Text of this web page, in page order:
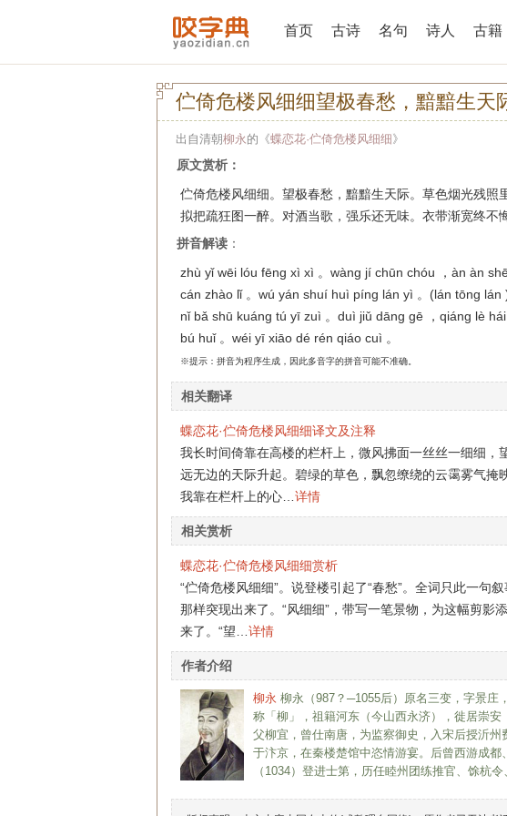
首页 古诗 名句 诗人 古籍
伫倚危楼风细细望极春愁，黯黯生天
出自清朝柳永的《蝶恋花·伫倚危楼风细细》
原文赏析：
伫倚危楼风细细。望极春愁，黯黯生天际。草色烟光残照
拟把疏狂图一醉。对酒当歌，强乐还无味。衣带渐宽终不
拼音解读 ：
zhù yǐ wēi lóu fēng xì xì 。wàng jí chūn chóu ，àn àn
cán zhào lǐ 。wú yán shuí huì píng lán yì 。(lán tōng lán
nǐ bǎ shū kuáng tú yī zuì 。duì jiǔ dāng gē ，qiáng lè
bú huǐ 。wéi yī xiāo dé rén qiáo cuì 。
※提示：拼音为程序生成，因此多音字的拼音可能不准确。
相关翻译
蝶恋花·伫倚危楼风细细译文及注释
我长时间倚靠在高楼的栏杆上，微风拂面一丝丝一细细，
远无边的天际升起。碧绿的草色，飘忽缭绕的云霭雾气掩
我靠在栏杆上的心… 详情
相关赏析
蝶恋花·伫倚危楼风细细赏析
“伫倚危楼风细细”。说登楼引起了“春愁”。全词只此一句
那样突现出来了。“风细细”，带写一笔景物，为这幅剪影
来了。“望… 详情
作者介绍
柳永 柳永（987？─1055后）原名三变，字景庄
称「柳」，祖籍河东（今山西永济），徙居崇安
父柳宜，曾仕南唐，为监察御史，入宋后授沂
于汴京，在秦楼楚馆中恣情游宴。后曾西游成
（1034）登进士第，历任睦州团练推官、馀杭